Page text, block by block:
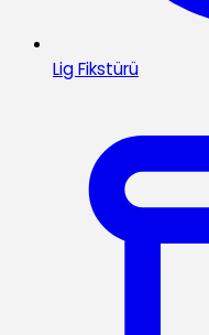
Lig Fikstürü